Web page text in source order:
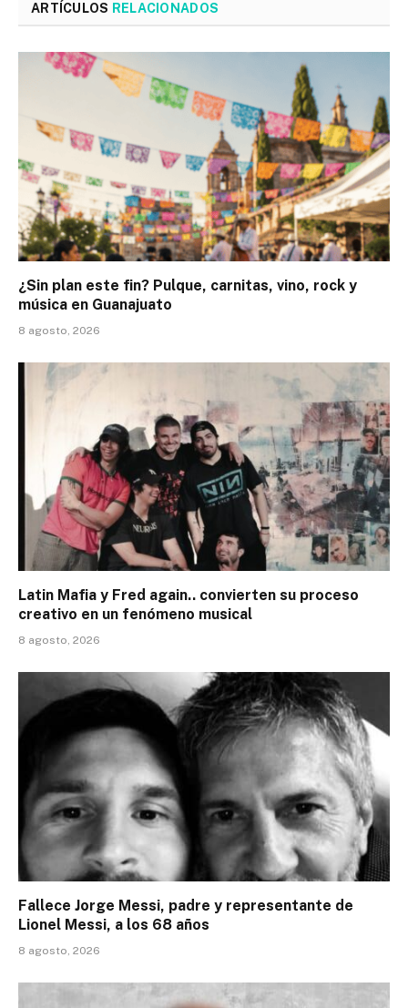
ARTÍCULOS RELACIONADOS
¿Sin plan este fin? Pulque, carnitas, vino, rock y
música en Guanajuato
8 agosto, 2026
Latin Mafia y Fred again.. convierten su proceso
creativo en un fenómeno musical
8 agosto, 2026
Fallece Jorge Messi, padre y representante de
Lionel Messi, a los 68 años
8 agosto, 2026